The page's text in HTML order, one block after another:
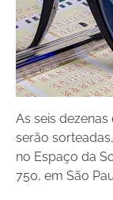
As seis
serão
no Espaço da
750, em São